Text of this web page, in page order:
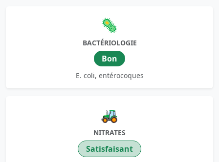
🦠
BACTÉRIOLOGIE
Bon
E. coli, entérocoques
🚜
NITRATES
Satisfaisant